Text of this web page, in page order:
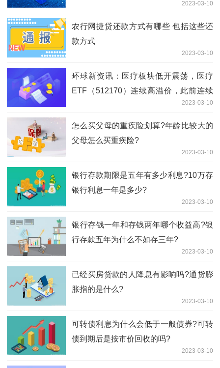
2023-03-10
农行网捷贷还款方式有哪些 包括这些还
款方式
2023-03-10
环球新资讯：医疗板块低开震荡，医疗
ETF（512170）连续高溢价，此前连续
2023-03-10
怎么买父母的重疾险划算?年龄比较大的
父母怎么买重疾险?
2023-03-10
银行存款期限是五年有多少利息?10万存
银行利息一年是多少?
2023-03-10
​银行存钱一年和存钱两年哪个收益高?银
行存款五年为什么不如存三年?
2023-03-10
已经买房贷款的人降息有影响吗?通货膨
胀指的是什么?
2023-03-10
可转债利息为什么会低于一般债券?可转
债到期后是按市价回收的吗?
2023-03-10